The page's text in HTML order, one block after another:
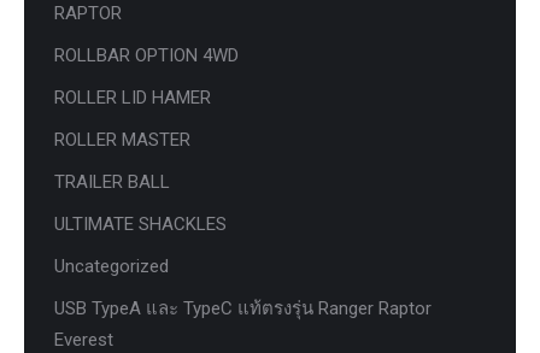
RAPTOR
ROLLBAR OPTION 4WD
ROLLER LID HAMER
ROLLER MASTER
TRAILER BALL
ULTIMATE SHACKLES
Uncategorized
USB TypeA และ TypeC แท้ตรงรุ่น Ranger Raptor
Everest